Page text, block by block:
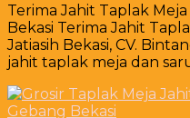
Terima Jahit Taplak
Bekasi Terima Jahit
Jatiasih Bekasi, CV.
jahit taplak meja dan